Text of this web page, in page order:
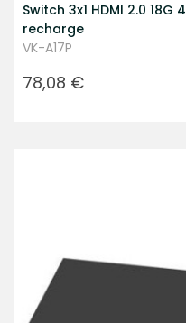
Switch 3x1 HDMI 2.0 18G
recharge
VK-A17P
Prezzo
78,08 €